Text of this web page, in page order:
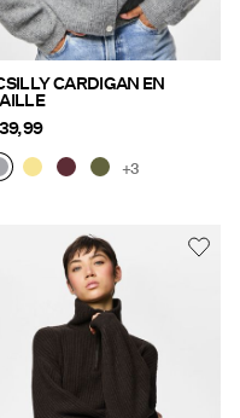
CARDIGAN EN
+3